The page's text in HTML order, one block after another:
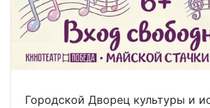
Городской Дворец культуры и